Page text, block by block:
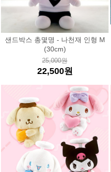
샌드박스 총몇명 - 나천재 인형 M
(30cm)
25,000원
22,500원